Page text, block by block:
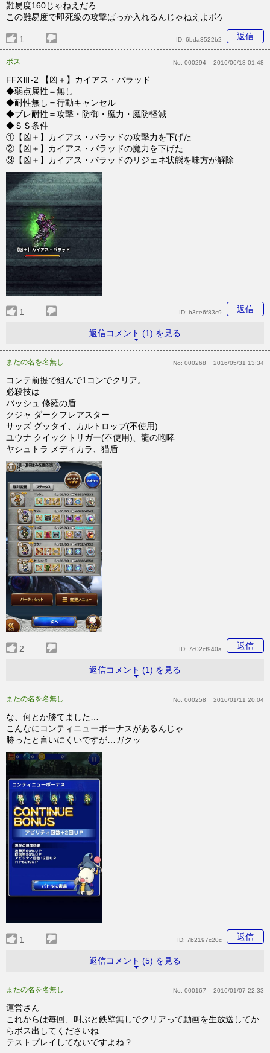
難易度160じゃねえだろ
この難易度で即死級の攻撃ばっか入れるんじゃねえよボケ
1 返信
ID: 6bda3522b2
ボス No: 000294 2016/06/18 01:48
FFXⅢ-2 【凶＋】カイアス・バラッド
◆弱点属性＝無し
◆耐性無し＝行動キャンセル
◆ブレ耐性＝攻撃・防御・魔力・魔防軽減
◆ＳＳ条件
①【凶＋】カイアス・バラッドの攻撃力を下げた
②【凶＋】カイアス・バラッドの魔力を下げた
③【凶＋】カイアス・バラッドのリジェネ状態を味方が解除
1 返信
ID: b3ce6f83c9
返信コメント (1) を見る
またの名を名無し No: 000268 2016/05/31 13:34
コンテ前提で組んで1コンでクリア。
必殺技は
バッシュ 修羅の盾
クジャ ダークフレアスター
サッズ グッタイ、カルトロップ(不使用)
ユウナ クイックトリガー(不使用)、龍の咆哮
ヤシュトラ メディカラ、猫盾
2 返信
ID: 7c02cf940a
返信コメント (1) を見る
またの名を名無し No: 000258 2016/01/11 20:04
な、何とか勝てました…
こんなにコンティニューボーナスがあるんじゃ
勝ったと言いにくいですが…ガクッ
1 返信
ID: 7b2197c20c
返信コメント (5) を見る
またの名を名無し No: 000167 2016/01/07 22:33
運営さん
これからは毎回、叫ぶと鉄壁無しでクリアって動画を生放送してか
らボス出してくださいね
テストプレイしてないですよね？